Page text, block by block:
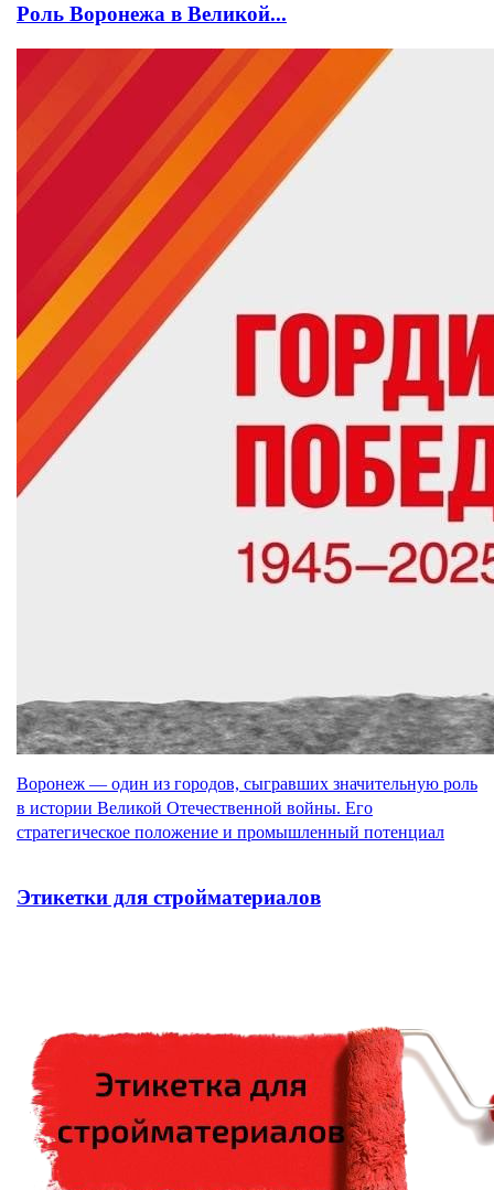
Роль Воронежа в Великой...
Воронеж — один из городов, сыгравших значительную роль
в истории Великой Отечественной войны. Его
стратегическое положение и промышленный потенциал
Этикетки для стройматериалов